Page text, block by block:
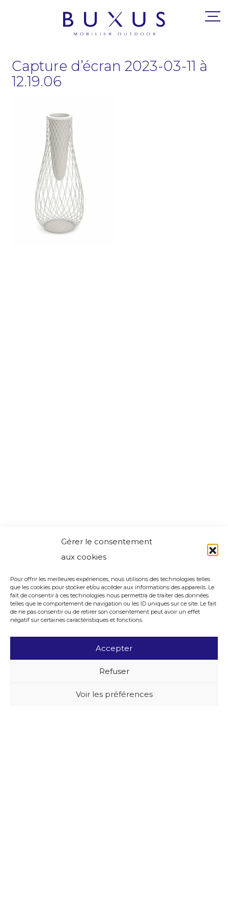
Gérer le consentement
aux cookies
Pour offrir les meilleures expériences, nous utilisons des technologies telles
que les cookies pour stocker et/ou accéder aux informations des appareils. Le
fait de consentir à ces technologies nous permettra de traiter des données
telles que le comportement de navigation ou les ID uniques sur ce site. Le fait
de ne pas consentir ou de retirer son consentement peut avoir un effet
négatif sur certaines caractéristiques et fonctions.
Accepter
Refuser
Voir les préférences
Capture d’écran 2023-03-11 à
12.19.06